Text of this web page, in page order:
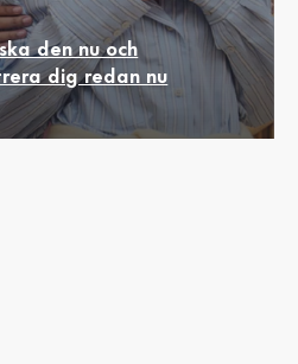
den nu och
dig redan nu